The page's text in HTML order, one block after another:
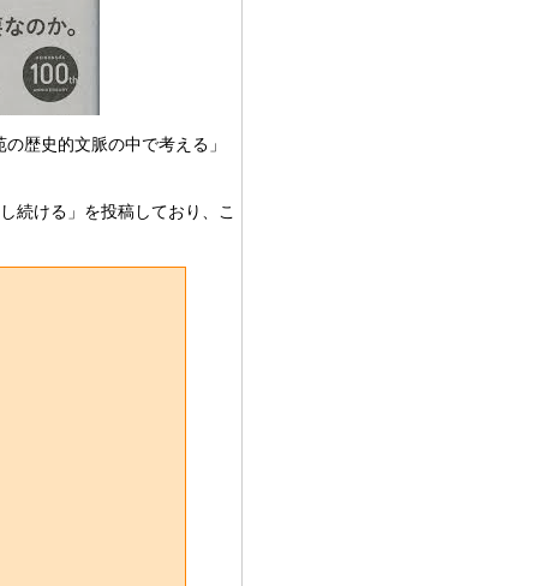
歴史的文脈の中で考える」
続ける」を投稿しており、こ